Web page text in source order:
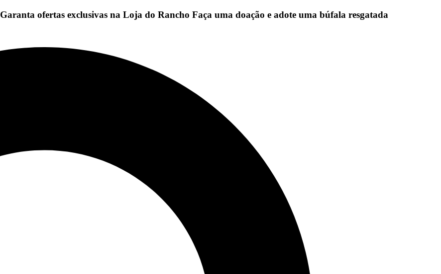
Garanta ofertas exclusivas na Loja do Rancho Faça uma doação e adote uma búfala resgatada